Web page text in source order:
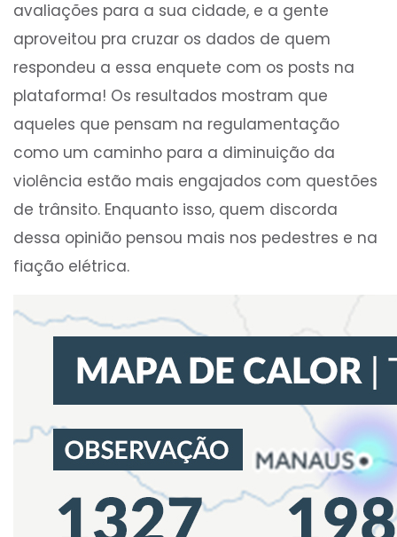
avaliações para a sua cidade, e a gente
aproveitou pra cruzar os dados de quem
respondeu a essa enquete com os posts na
plataforma! Os resultados mostram que
aqueles que pensam na regulamentação
como um caminho para a diminuição da
violência estão mais engajados com questões
de trânsito. Enquanto isso, quem discorda
dessa opinião pensou mais nos pedestres e na
fiação elétrica.